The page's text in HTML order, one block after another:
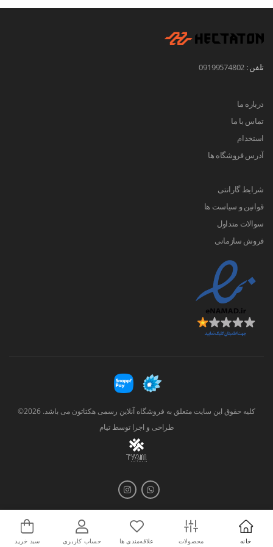
تلفن : 09199574802
درباره ما
تماس با ما
استخدام
آدرس فروشگاه ها
شرایط گارانتی
قوانین و سیاست ها
سوالات متداول
فروش سازمانی
کلیه حقوق این سایت متعلق به فروشگاه آنلاین رسمی هکتاتون می باشد. 2026©
طراحی و اجرا توسطتیام
خانه محصولات علاقه‌مندی ها حساب کاربری سبد خرید